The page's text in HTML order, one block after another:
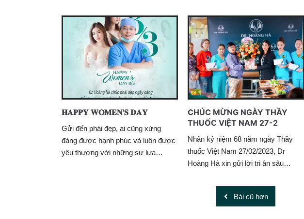
𝐇𝐀𝐏𝐏𝐘 𝐖𝐎𝐌𝐄𝐍'𝐒 𝐃𝐀𝐘
Gửi đến phái đẹp, ai cũng xứng
đáng được hạnh phúc và luôn được
yêu thương với những sự lựa…
CHÚC MỪNG NGÀY THẦY
THUỐC VIỆT NAM 27-2
Nhân kỷ niệm 68 năm ngày Thầy
thuốc Việt Nam 27/02/2023, Dr
Hoàng Hà xin gửi lời tri ân sâu…
Bài cũ hơn